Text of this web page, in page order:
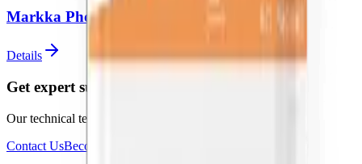
Markka Phosphorus 0-20-20
Details
Get expert support for your projects
Our technical team is ready for your questions
Contact UsBecome a Dealer